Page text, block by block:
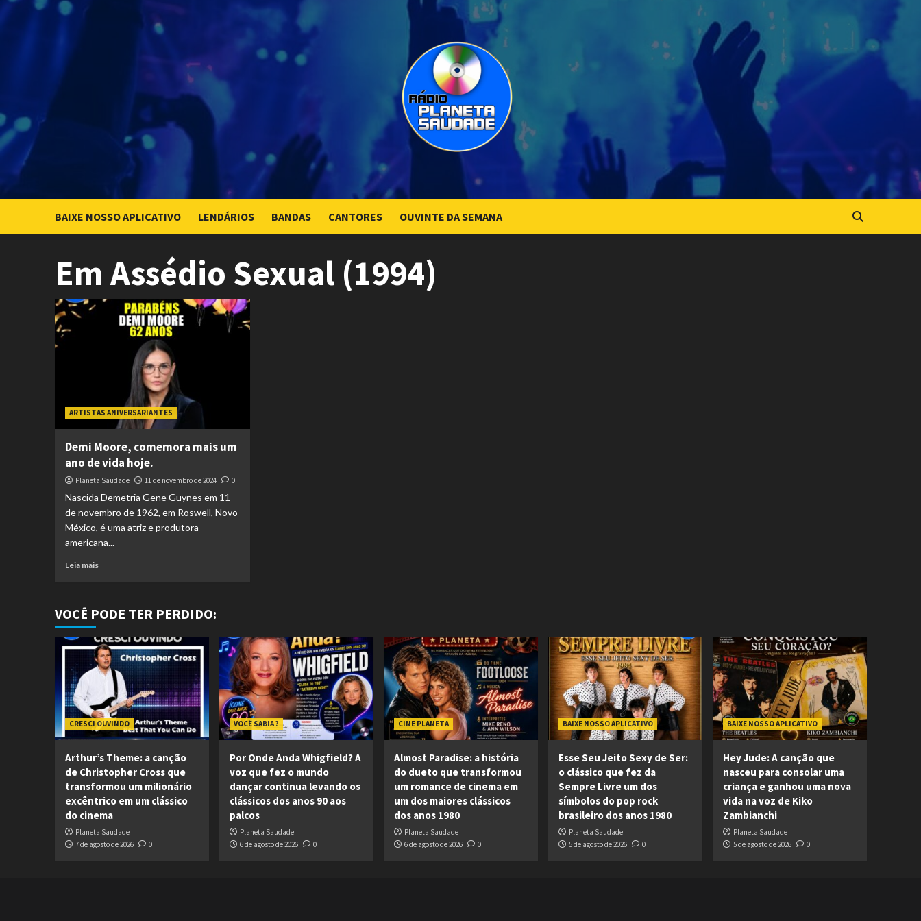
Skip
BAIXE NOSSO APLICATIVO LENDÁRIOS BANDAS CANTORES OUVINTE DA SEMANA
Em Assédio Sexual (1994)
ARTISTAS ANIVERSARIANTES
Demi Moore, comemora mais um
ano de vida hoje.
Planeta Saudade 11 de novembro de 2024 0
Nascida Demetria Gene Guynes em 11
de novembro de 1962, em Roswell, Novo
México, é uma atriz e produtora
americana...
Leia mais
VOCÊ PODE TER PERDIDO:
CRESCI OUVINDO
Arthur’s Theme: a canção
de Christopher Cross que
transformou um milionário
excêntrico em um clássico
do cinema
Planeta Saudade
7 de agosto de 2026
0
VOCÊ SABIA ?
Por Onde Anda Whigfield? A
voz que fez o mundo
dançar continua levando os
clássicos dos anos 90 aos
palcos
Planeta Saudade
6 de agosto de 2026
0
CINE PLANETA
Almost Paradise: a história
do dueto que transformou
um romance de cinema em
um dos maiores clássicos
dos anos 1980
Planeta Saudade
6 de agosto de 2026
0
BAIXE NOSSO APLICATIVO
Esse Seu Jeito Sexy de Ser:
o clássico que fez da
Sempre Livre um dos
símbolos do pop rock
brasileiro dos anos 1980
Planeta Saudade
5 de agosto de 2026
0
BAIXE NOSSO APLICATIVO
Hey Jude: A canção que
nasceu para consolar uma
criança e ganhou uma nova
vida na voz de Kiko
Zambianchi
Planeta Saudade
5 de agosto de 2026
0